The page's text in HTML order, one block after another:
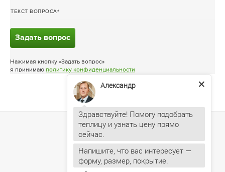
ТЕКСТ ВОПРОСА
Задать вопрос
Нажимая кнопку «Задать вопрос»
я принимаю политику конфиденциальности
Александр
Здравствуйте! Помогу подобрать
теплицу и узнать цену прямо
Напишите, что вас интересует —
форму, размер, покрытие.